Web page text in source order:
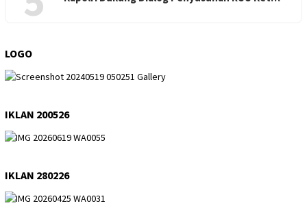
LOGO
IKLAN 200526
IKLAN 280226